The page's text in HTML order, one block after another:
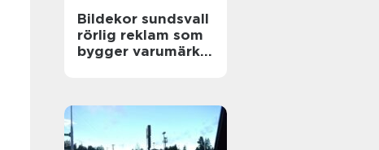
Bildekor sundsvall
rörlig reklam som
bygger varumärke